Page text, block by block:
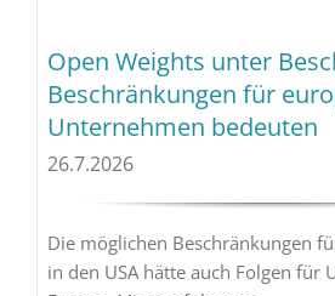
Open Weights unter
Beschränkungen für
Unternehmen bedeuten
26.7.2026
Die möglichen Beschränkungen
in den USA hätte auch Folgen für